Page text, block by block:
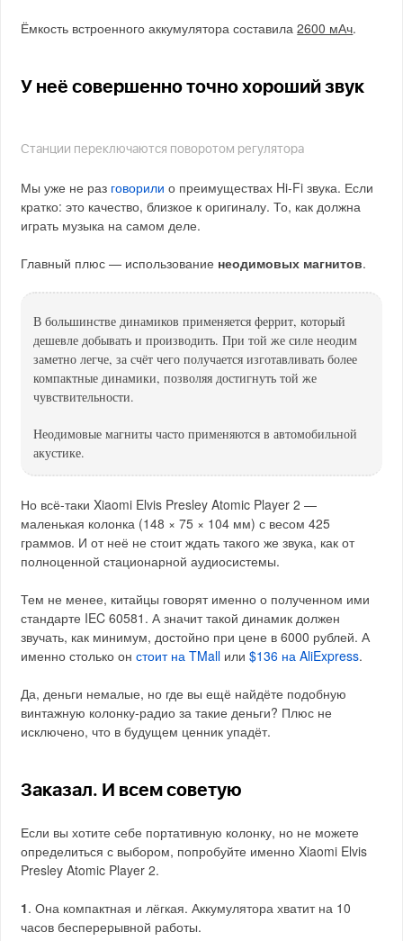
Ёмкость встроенного аккумулятора составила2600 мАч.
У неё совершенно точно хороший звук
Станции переключаются поворотом регулятора
Мы уже не раз говорили о преимуществах Hi-Fi звука. Если
кратко: это качество, близкое к оригиналу. То, как должна
играть музыка на самом деле.
Главный плюс — использование неодимовых магнитов.
В большинстве динамиков применяется феррит, который
дешевле добывать и производить. При той же силе неодим
заметно легче, за счёт чего получается изготавливать более
компактные динамики, позволяя достигнуть той же
чувствительности.
Неодимовые магниты часто применяются в автомобильной
акустике.
Но всё-таки Xiaomi Elvis Presley Atomic Player 2 —
маленькая колонка (148 × 75 × 104 мм) с весом 425
граммов. И от неё не стоит ждать такого же звука, как от
полноценной стационарной аудиосистемы.
Тем не менее, китайцы говорят именно о полученном ими
стандарте IEC 60581. А значит такой динамик должен
звучать, как минимум, достойно при цене в 6000 рублей. А
именно столько онстоит на TMall или$136 на AliExpress.
Да, деньги немалые, но где вы ещё найдёте подобную
винтажную колонку-радио за такие деньги? Плюс не
исключено, что в будущем ценник упадёт.
Заказал. И всем советую
Если вы хотите себе портативную колонку, но не можете
определиться с выбором, попробуйте именно Xiaomi Elvis
Presley Atomic Player 2.
1. Она компактная и лёгкая. Аккумулятора хватит на 10
часов бесперерывной работы.